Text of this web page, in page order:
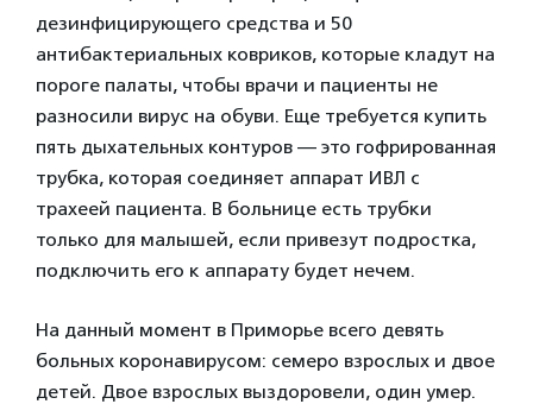
дезинфицирующего средства и 50
антибактериальных ковриков, которые кладут на
пороге палаты, чтобы врачи и пациенты не
разносили вирус на обуви. Еще требуется купить
пять дыхательных контуров — это гофрированная
трубка, которая соединяет аппарат ИВЛ с
трахеей пациента. В больнице есть трубки
только для малышей, если привезут подростка,
подключить его к аппарату будет нечем.
На данный момент в Приморье всего девять
больных коронавирусом: семеро взрослых и двое
детей. Двое взрослых выздоровели, один умер.